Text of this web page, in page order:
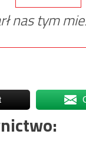
nas tym